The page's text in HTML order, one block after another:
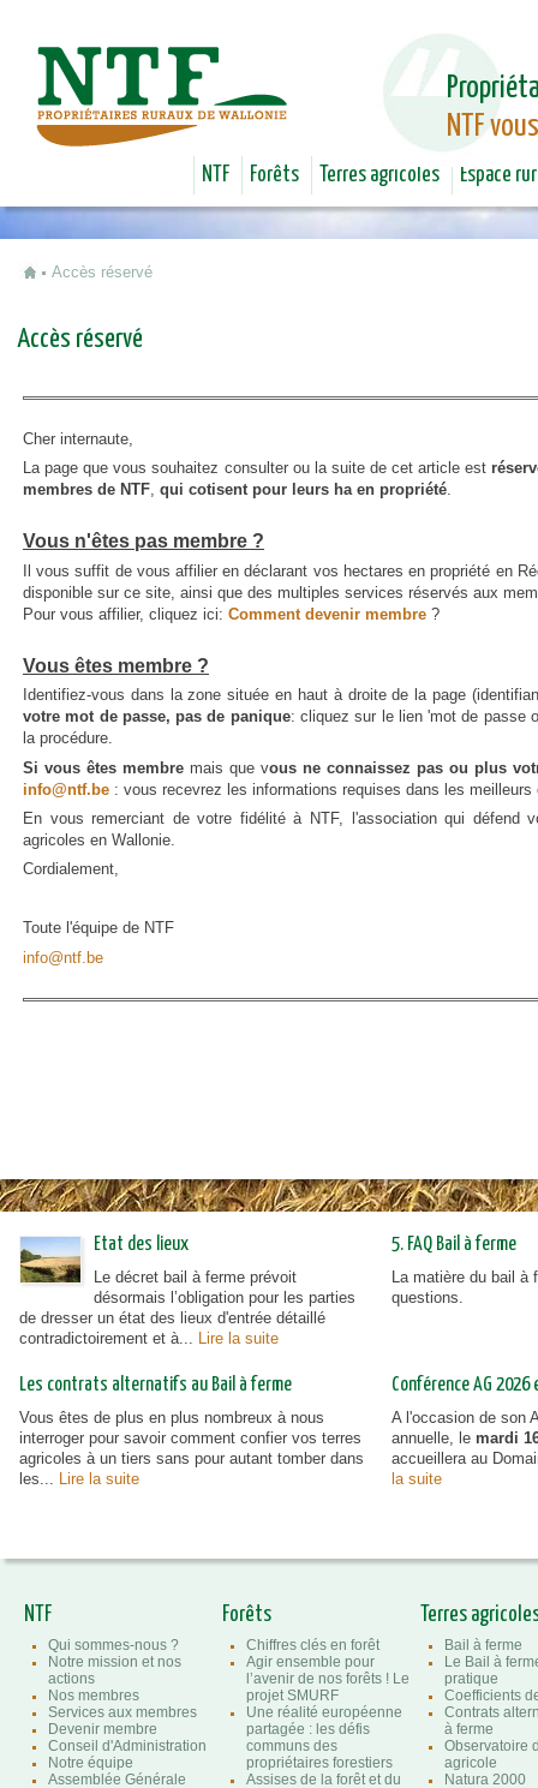
NTF
NTF Forêts Terres agricoles Espace
Accès réservé
Accès réservé
Cher internaute,
La page que vous souhaitez consulter ou la suite de cet article est
membres de NTF, qui cotisent pour leurs ha en propriété.
Vous n'êtes pas membre ?
Il vous suffit de vous affilier en déclarant vos hectares en propriété en
disponible sur ce site, ainsi que des multiples services réservés aux
Pour vous affilier, cliquez ici: Comment devenir membre ?
Vous êtes membre ?
Identifiez-vous dans la zone située en haut à droite de la page
votre mot de passe, pas de panique: cliquez sur le lien 'mot de passe
la procédure.
Si vous êtes membre mais que vous ne connaissez pas ou plus
info@ntf.be : vous recevrez les informations requises dans les meilleurs
En vous remerciant de votre fidélité à NTF, l'association qui défend
agricoles en Wallonie.
Cordialement,
Toute l'équipe de NTF
info@ntf.be
Etat des lieux
Le décret bail à ferme prévoit
désormais l’obligation pour les parties
de dresser un état des lieux d'entrée détaillé
contradictoirement et à... Lire la suite
5. FAQ Bail à ferme
La matière du bail à
questions.
Les contrats alternatifs au Bail à ferme
Vous êtes de plus en plus nombreux à nous
interroger pour savoir comment confier vos terres
agricoles à un tiers sans pour autant tomber dans
les... Lire la suite
Conférence AG
A l'occasion de son
annuelle, le mardi
accueillera au
la suite
NTF
Qui sommes-nous ?
Notre mission et nos
actions
Nos membres
Services aux membres
Devenir membre
Conseil d'Administration
Notre équipe
Assemblée Générale
Forêts
Chiffres clés en forêt
Agir ensemble pour
l’avenir de nos forêts ! Le
projet SMURF
Une réalité européenne
partagée : les défis
communs des
propriétaires forestiers
Assises de la forêt et du
Terres
Bail à ferme
Le Bail à
pratique
Coefficients
Contrats
à ferme
Observatoire
agricole
Natura 2000